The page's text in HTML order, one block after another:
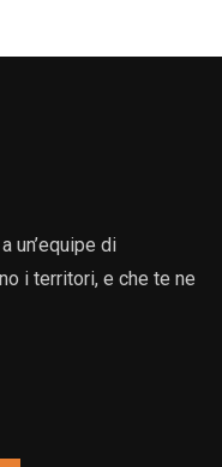
un’equipe di
i territori, e che te ne